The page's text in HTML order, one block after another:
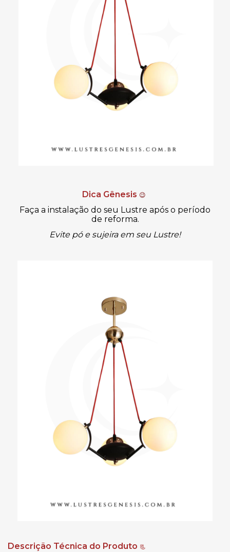
Dica Gênesis 😉
Faça a instalação do seu Lustre após o período
de reforma.
Evite pó e sujeira em seu Lustre!
Descrição Técnica do Produto 📃